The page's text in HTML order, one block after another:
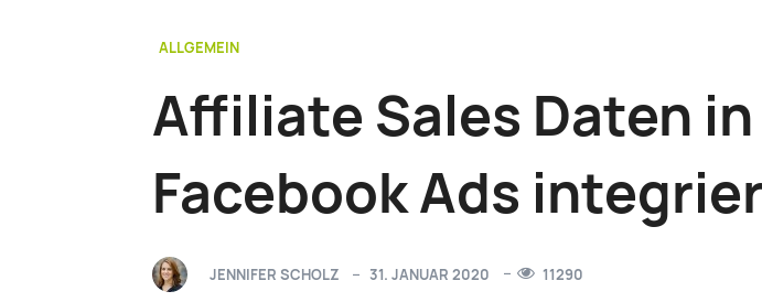
ALLGEMEIN
Affiliate Sales Daten
Facebook Ads
JENNIFER SCHOLZ 31. JANUAR 2020 11290